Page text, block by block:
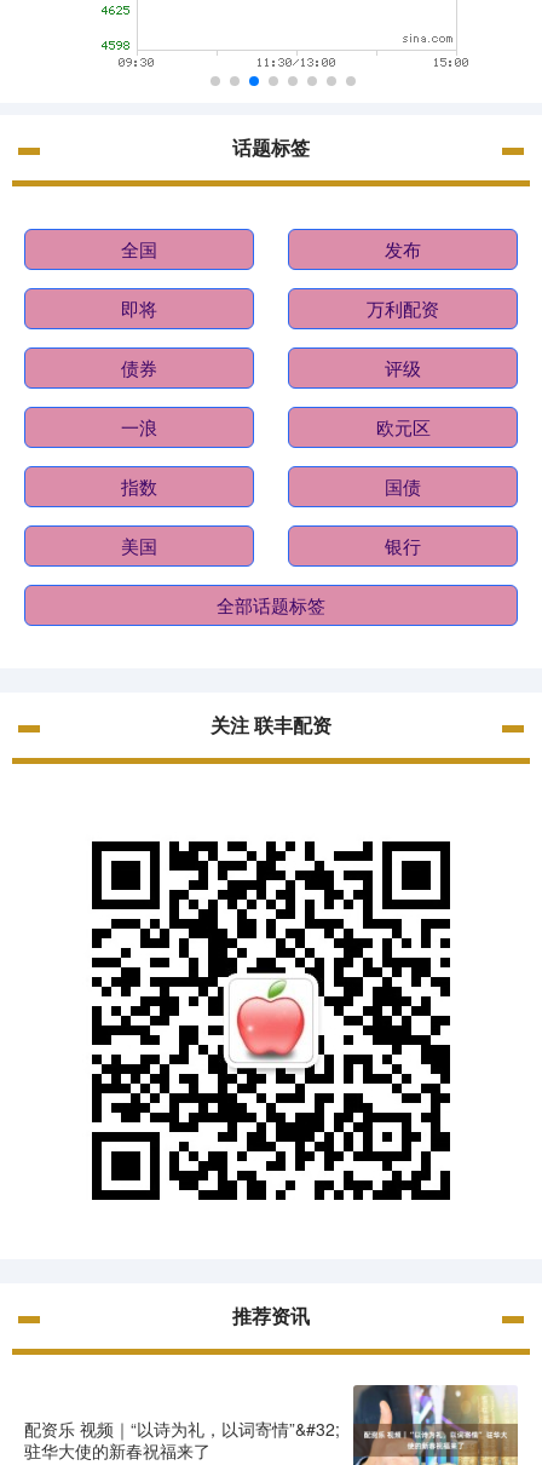
话题标签
全国 发布
即将 万利配资
债券 评级
一浪 欧元区
指数 国债
美国 银行
全部话题标签
关注 联丰配资
推荐资讯
配资乐 视频｜“以诗为礼，以词寄情”&#32;
驻华大使的新春祝福来了